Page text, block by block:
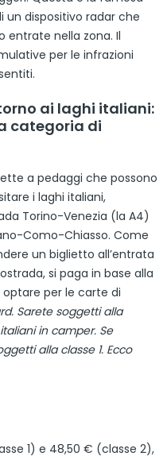
un dispositivo radar che
entrate nella zona. Il
per le infrazioni
ai laghi italiani:
categoria di
a pedaggi che possono
i laghi italiani,
Torino-Venezia (la A4)
Como-Chiasso. Come
un biglietto all’entrata
si paga in base alla
per le carte di
Sarete soggetti alla
in camper. Se
alla classe 1. Ecco
1) e 48,50 € (classe 2),